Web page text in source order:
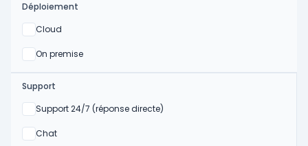
Déploiement
Cloud
Oui
On premise
Oui
Support
Support 24/7 (réponse directe)
Non
Chat
Non